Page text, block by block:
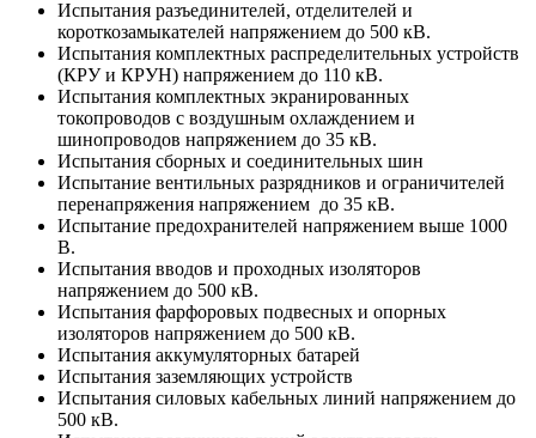
Испытания разъединителей, отделителей и
короткозамыкателей напряжением до 500 кВ.
Испытания комплектных распределительных устройств
(КРУ и КРУН) напряжением до 110 кВ.
Испытания комплектных экранированных
токопроводов с воздушным охлаждением и
шинопроводов напряжением до 35 кВ.
Испытания сборных и соединительных шин
Испытание вентильных разрядников и ограничителей
перенапряжения напряжением до 35 кВ.
Испытание предохранителей напряжением выше 1000
В.
Испытания вводов и проходных изоляторов
напряжением до 500 кВ.
Испытания фарфоровых подвесных и опорных
изоляторов напряжением до 500 кВ.
Испытания аккумуляторных батарей
Испытания заземляющих устройств
Испытания силовых кабельных линий напряжением до
500 кВ.